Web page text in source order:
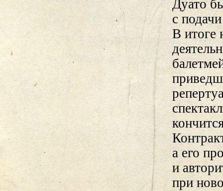
Дуато
с
В итоге
а его
и
при